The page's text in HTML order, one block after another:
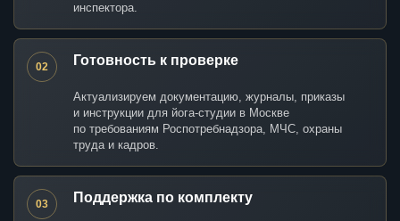
инспектора.
02 Готовность к проверке
Актуализируем документацию, журналы, приказы
и инструкции для йога-студии в Москве
по требованиям Роспотребнадзора, МЧС, охраны
труда и кадров.
03 Поддержка по комплекту